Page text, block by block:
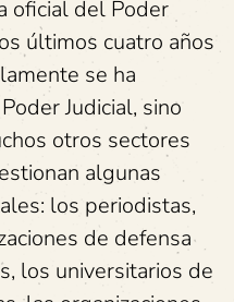
oficial del Poder
últimos cuatro años
se ha
Judicial, sino
otros sectores
algunas
los periodistas,
de defensa
los universitarios de